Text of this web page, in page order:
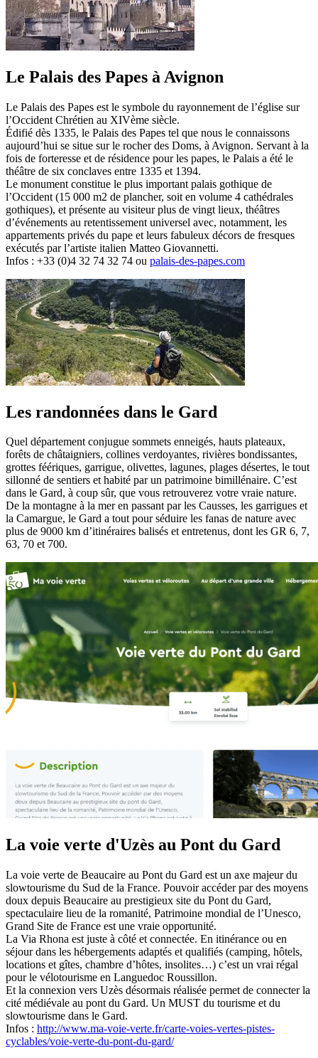
Le Palais des Papes à Avignon
Le Palais des Papes est le symbole du rayonnement de l’église sur
l’Occident Chrétien au XIVème siècle.
Édifié dès 1335, le Palais des Papes tel que nous le connaissons
aujourd’hui se situe sur le rocher des Doms, à Avignon. Servant à la
fois de forteresse et de résidence pour les papes, le Palais a été le
théâtre de six conclaves entre 1335 et 1394.
Le monument constitue le plus important palais gothique de
l’Occident (15 000 m2 de plancher, soit en volume 4 cathédrales
gothiques), et présente au visiteur plus de vingt lieux, théâtres
d’événements au retentissement universel avec, notamment, les
appartements privés du pape et leurs fabuleux décors de fresques
exécutés par l’artiste italien Matteo Giovannetti.
Infos : +33 (0)4 32 74 32 74 ou palais-des-papes.com
Les randonnées dans le Gard
Quel département conjugue sommets enneigés, hauts plateaux,
forêts de châtaigniers, collines verdoyantes, rivières bondissantes,
grottes féériques, garrigue, olivettes, lagunes, plages désertes, le tout
sillonné de sentiers et habité par un patrimoine bimillénaire. C’est
dans le Gard, à coup sûr, que vous retrouverez votre vraie nature.
De la montagne à la mer en passant par les Causses, les garrigues et
la Camargue, le Gard a tout pour séduire les fanas de nature avec
plus de 9000 km d’itinéraires balisés et entretenus, dont les GR 6, 7,
63, 70 et 700.
La voie verte d'Uzès au Pont du Gard
La voie verte de Beaucaire au Pont du Gard est un axe majeur du
slowtourisme du Sud de la France. Pouvoir accéder par des moyens
doux depuis Beaucaire au prestigieux site du Pont du Gard,
spectaculaire lieu de la romanité, Patrimoine mondial de l’Unesco,
Grand Site de France est une vraie opportunité.
La Via Rhona est juste à côté et connectée. En itinérance ou en
séjour dans les hébergements adaptés et qualifiés (camping, hôtels,
locations et gîtes, chambre d’hôtes, insolites…) c’est un vrai régal
pour le vélotourisme en Languedoc Roussillon.
Et la connexion vers Uzès désormais réalisée permet de connecter la
cité médiévale au pont du Gard. Un MUST du tourisme et du
slowtourisme dans le Gard.
Infos : http://www.ma-voie-verte.fr/carte-voies-vertes-pistes-
cyclables/voie-verte-du-pont-du-gard/